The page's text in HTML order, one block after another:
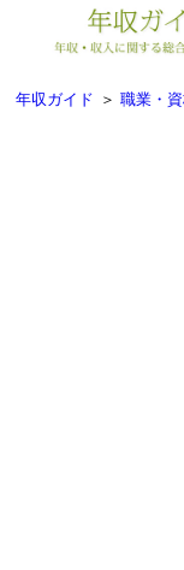
年収ガイド ＞ 職業・